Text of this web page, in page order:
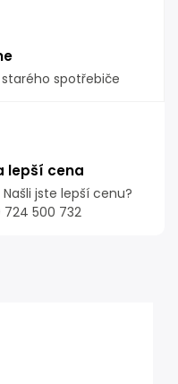
spotřebiče
lepší cena
jste lepší cenu?
500 732